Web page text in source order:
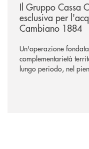
Il Gruppo Cassa
esclusiva per
Cambiano 1884
Un'operazione
complementarietà
lungo periodo, nel
negoziazione